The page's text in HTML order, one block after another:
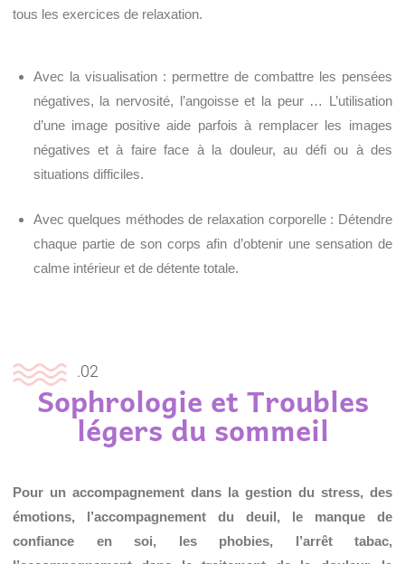
tous les exercices de relaxation.
Avec la visualisation : permettre de combattre les pensées
négatives, la nervosité, l’angoisse et la peur … L’utilisation
d’une image positive aide parfois à remplacer les images
négatives et à faire face à la douleur, au défi ou à des
situations difficiles.
Avec quelques méthodes de relaxation corporelle : Détendre
chaque partie de son corps afin d’obtenir une sensation de
calme intérieur et de détente totale.
.02
Sophrologie et Troubles
légers du sommeil
Pour un accompagnement dans la gestion du stress, des
émotions, l’accompagnement du deuil, le manque de
confiance en soi, les phobies, l’arrêt tabac,